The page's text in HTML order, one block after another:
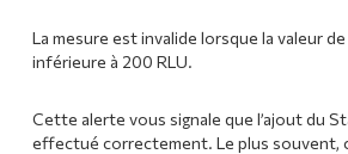
La mesure est invalide lorsque la valeur de
inférieure à 200 RLU.
Cette alerte vous signale que l’ajout du
effectué correctement. Le plus souvent,